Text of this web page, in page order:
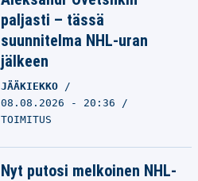
paljasti – tässä
suunnitelma NHL-uran
jälkeen
JÄÄKIEKKO
08.08.2026 - 20:36
TOIMITUS
Nyt putosi melkoinen NHL-